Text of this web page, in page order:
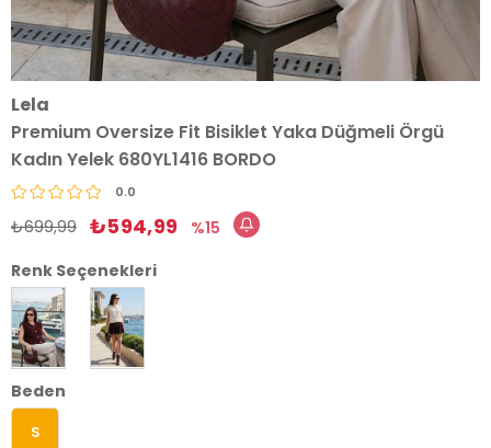
Lela
Premium Oversize Fit Bisiklet Yaka Düğmeli Örgü
Kadın Yelek 680YL1416 BORDO
0.0
₺699,99 ₺594,99
15
Renk Seçenekleri
Beden
S